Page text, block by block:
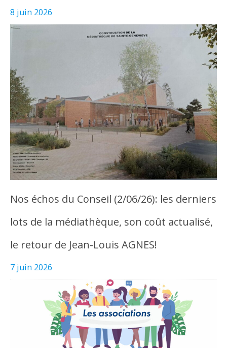
8 juin 2026
Nos échos du Conseil (2/06/26): les derniers
lots de la médiathèque, son coût actualisé,
le retour de Jean-Louis AGNES!
7 juin 2026